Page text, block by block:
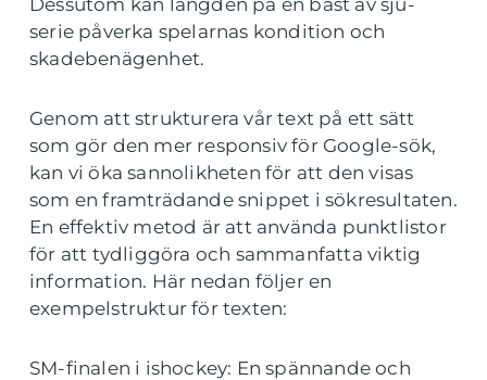
Dessutom kan längden på en bäst av sju-
serie påverka spelarnas kondition och
skadebenägenhet.
Genom att strukturera vår text på ett sätt
som gör den mer responsiv för Google-sök,
kan vi öka sannolikheten för att den visas
som en framträdande snippet i sökresultaten.
En effektiv metod är att använda punktlistor
för att tydliggöra och sammanfatta viktig
information. Här nedan följer en
exempelstruktur för texten:
SM-finalen i ishockey: En spännande och